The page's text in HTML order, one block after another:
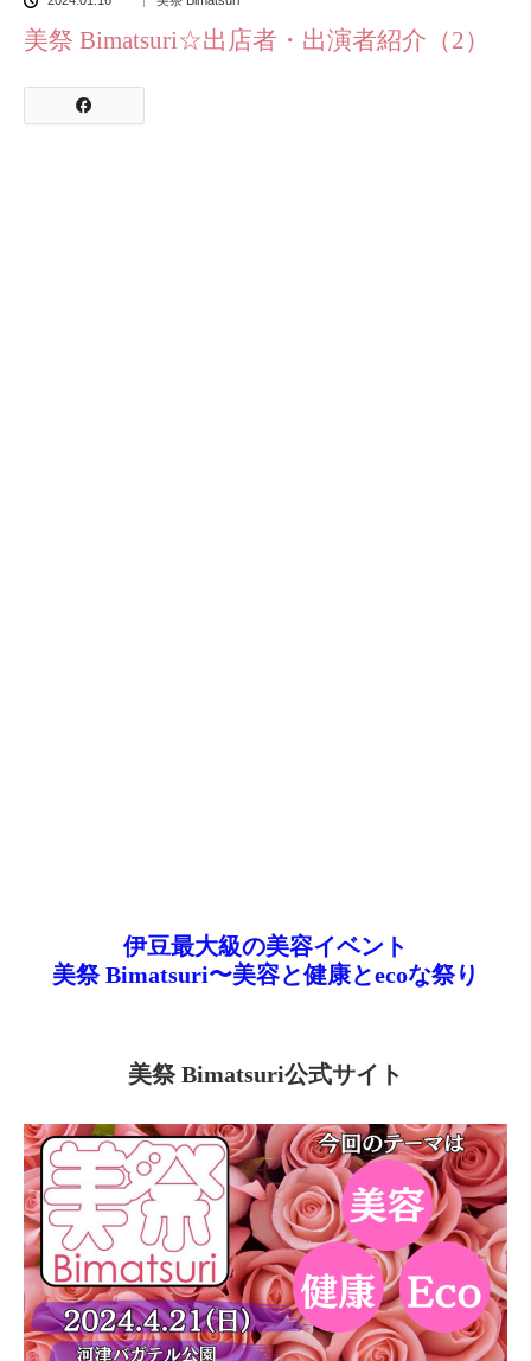
美祭 Bimatsuri☆出店者・出演者紹介（2）
伊豆最大級の美容イベント
美祭 Bimatsuri〜美容と健康とecoな祭り
美祭 Bimatsuri公式サイト